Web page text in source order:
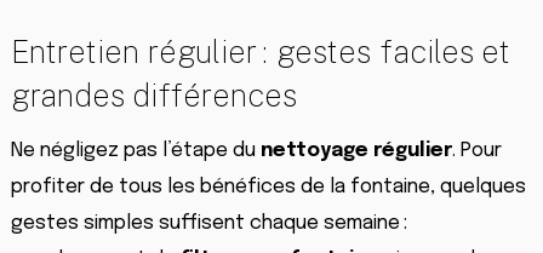
Entretien régulier : gestes faciles et
grandes différences
Ne négligez pas l’étape du nettoyage régulier. Pour
profiter de tous les bénéfices de la fontaine, quelques
gestes simples suffisent chaque semaine :